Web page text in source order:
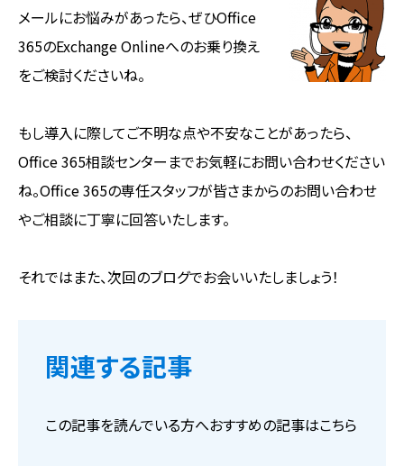
メールにお悩みがあったら、ぜひOffice
365のExchange Onlineへのお乗り換え
をご検討くださいね。
もし導入に際してご不明な点や不安なことがあったら、
Office 365相談センターまでお気軽にお問い合わせください
ね。Office 365の専任スタッフが皆さまからのお問い合わせ
やご相談に丁寧に回答いたします。
それではまた、次回のブログでお会いいたしましょう！
関連する記事
この記事を読んでいる方へおすすめの記事はこちら